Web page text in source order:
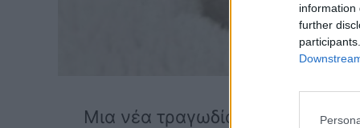
information
further
Μια νέα τραγωδία , έρχεται να